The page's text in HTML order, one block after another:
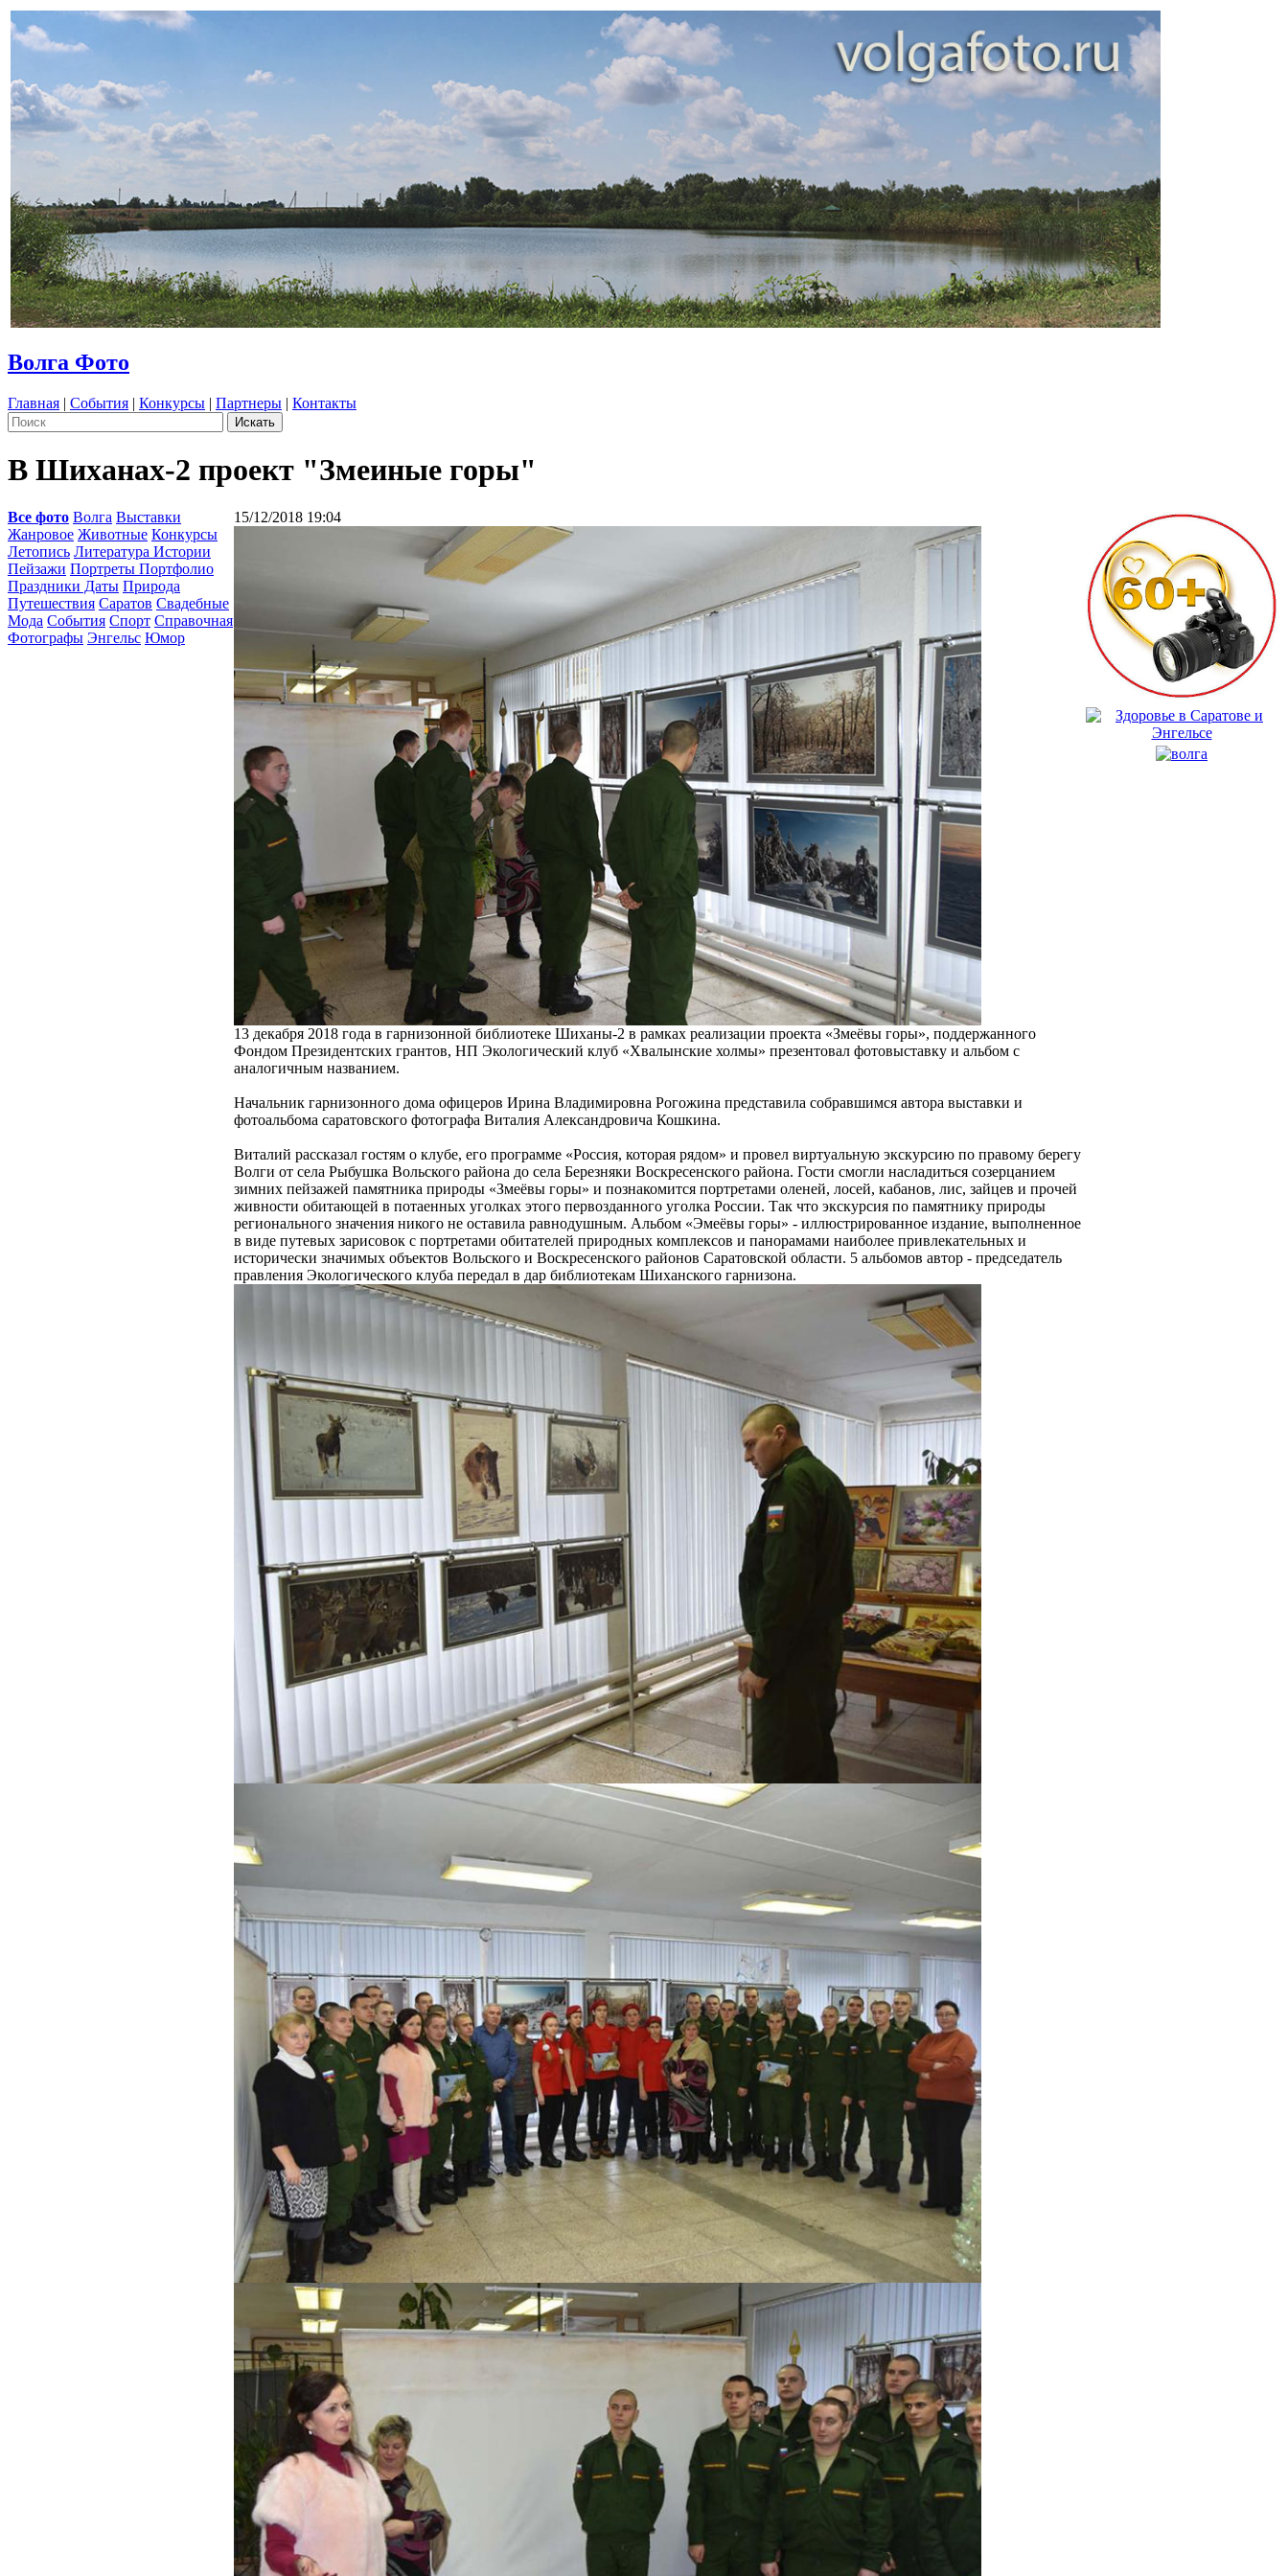
Волга Фото
Главная | События | Конкурсы | Партнеры | Контакты
В Шиханах-2 проект "Змеиные горы"
Все фото Волга Выставки
Жанровое Животные Конкурсы
Летопись Литература Истории
Пейзажи Портреты Портфолио
Праздники Даты Природа
Путешествия Саратов Свадебные
Мода События Спорт Справочная
Фотографы Энгельс Юмор
15/12/2018 19:04
13 декабря 2018 года в гарнизонной библиотеке Шиханы-2 в рамках реализации проекта «Змеёвы горы», поддержанного
Фондом Президентских грантов, НП Экологический клуб «Хвалынские холмы» презентовал фотовыставку и альбом с
аналогичным названием.
Начальник гарнизонного дома офицеров Ирина Владимировна Рогожина представила собравшимся автора выставки и
фотоальбома саратовского фотографа Виталия Александровича Кошкина.
Виталий рассказал гостям о клубе, его программе «Россия, которая рядом» и провел виртуальную экскурсию по правому берегу
Волги от села Рыбушка Вольского района до села Березняки Воскресенского района. Гости смогли насладиться созерцанием
зимних пейзажей памятника природы «Змеёвы горы» и познакомится портретами оленей, лосей, кабанов, лис, зайцев и прочей
живности обитающей в потаенных уголках этого первозданного уголка России. Так что экскурсия по памятнику природы
регионального значения никого не оставила равнодушным. Альбом «Эмеёвы горы» - иллюстрированное издание, выполненное
в виде путевых зарисовок с портретами обитателей природных комплексов и панорамами наиболее привлекательных и
исторически значимых объектов Вольского и Воскресенского районов Саратовской области. 5 альбомов автор - председатель
правления Экологического клуба передал в дар библиотекам Шиханского гарнизона.